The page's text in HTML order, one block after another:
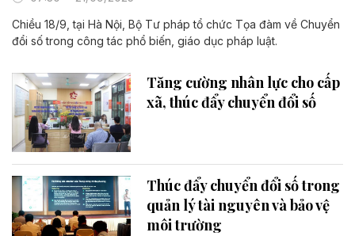
Chiều 18/9, tại Hà Nội, Bộ Tư pháp tổ chức Tọa đàm về Chuyển
đổi số trong công tác phổ biến, giáo dục pháp luật.
Tăng cường nhân lực cho cấp
xã, thúc đẩy chuyển đổi số
Thúc đẩy chuyển đổi số trong
quản lý tài nguyên và bảo vệ
môi trường